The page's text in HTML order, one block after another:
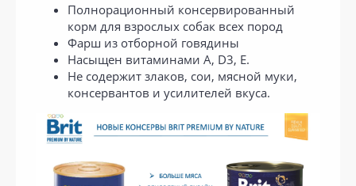
Полнорационный консервированный
корм для взрослых собак всех пород
Фарш из отборной говядины
Насыщен витаминами А, D3, Е.
Не содержит злаков, сои, мясной муки,
консервантов и усилителей вкуса.